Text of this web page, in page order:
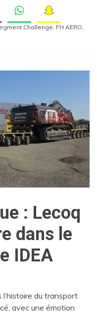
Challenge, FH AERO,
: Lecoq
dans le
IDEA
l’histoire du transport
avec une émotion